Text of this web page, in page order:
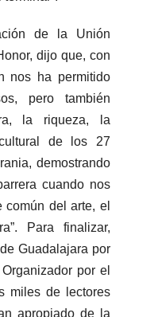
de la Unión
dijo que, con
nos ha permitido
pero también
la riqueza, la
de los 27
demostrando
cuando nos
del arte, el
Para finalizar,
Guadalajara por
por el
miles de lectores
apropiado de la